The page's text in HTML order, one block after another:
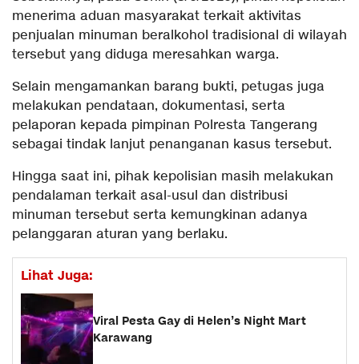
menerima aduan masyarakat terkait aktivitas
penjualan minuman beralkohol tradisional di wilayah
tersebut yang diduga meresahkan warga.
Selain mengamankan barang bukti, petugas juga
melakukan pendataan, dokumentasi, serta
pelaporan kepada pimpinan Polresta Tangerang
sebagai tindak lanjut penanganan kasus tersebut.
Hingga saat ini, pihak kepolisian masih melakukan
pendalaman terkait asal-usul dan distribusi
minuman tersebut serta kemungkinan adanya
pelanggaran aturan yang berlaku.
Lihat Juga:
Viral Pesta Gay di Helen’s Night Mart
Karawang